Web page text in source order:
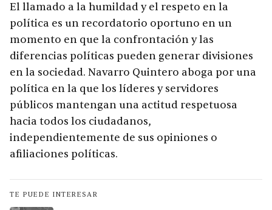
El llamado a la humildad y el respeto en la
política es un recordatorio oportuno en un
momento en que la confrontación y las
diferencias políticas pueden generar divisiones
en la sociedad. Navarro Quintero aboga por una
política en la que los líderes y servidores
públicos mantengan una actitud respetuosa
hacia todos los ciudadanos,
independientemente de sus opiniones o
afiliaciones políticas.
TE PUEDE INTERESAR